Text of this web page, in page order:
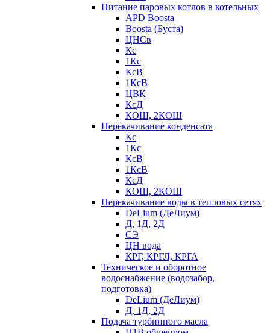
Питание паровых котлов в котельных
APD Boosta
Boosta (Буста)
ЦНСв
Кс
1Кс
КсВ
1КсВ
ЦВК
КсД
КОШ, 2КОШ
Перекачивание конденсата
Кс
1Кс
КсВ
1КсВ
КсД
КОШ, 2КОШ
Перекачивание воды в тепловых сетях
DeLium (ДеЛиум)
Д, 1Д, 2Д
СЭ
ЦН вода
КРГ, КРГЛ, КРГА
Техническое и оборотное
водоснабжение (водозабор,
подготовка)
DeLium (ДеЛиум)
Д, 1Д, 2Д
Подача турбинного масла